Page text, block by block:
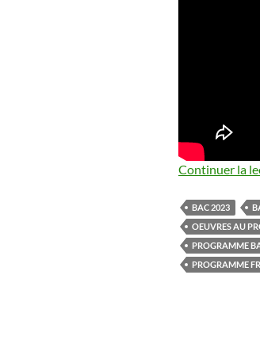
Continuer la
BAC 2023
OEUVRES AU
PROGRAMME
PROGRAMME